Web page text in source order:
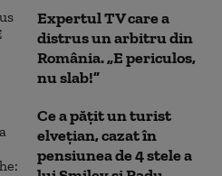
Expertul TV care a
distrus un arbitru din
România. „E periculos,
nu slab!”
Ce a pățit un turist
elvețian, cazat în
pensiunea de 4 stele a